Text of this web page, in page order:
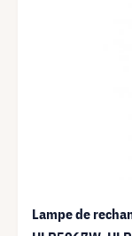
Lampe de